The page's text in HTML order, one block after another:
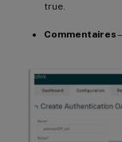
true.
Commentaires